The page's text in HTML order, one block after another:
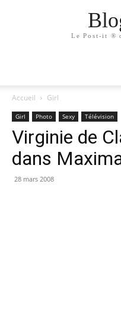
Le Post-it ®
Accueil Girl
Girl Photo Sexy Télévision
Virginie de
dans
28 mars 2008